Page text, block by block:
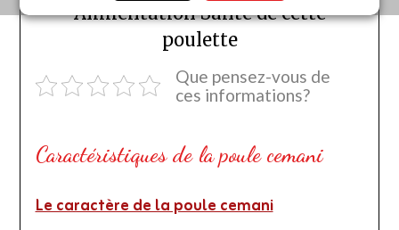
Alimentation Santé de cette
poulette
Que pensez-vous de
ces informations?
Caractéristiques de la poule cemani
Le caractère de la poule cemani